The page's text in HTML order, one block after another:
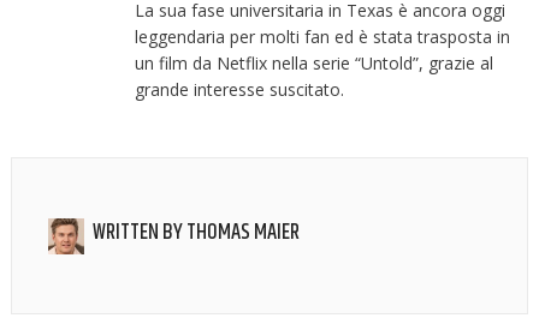
La sua fase universitaria in Texas è ancora oggi
leggendaria per molti fan ed è stata trasposta in
un film da Netflix nella serie “Untold”, grazie al
grande interesse suscitato.
WRITTEN BYTHOMAS MAIER